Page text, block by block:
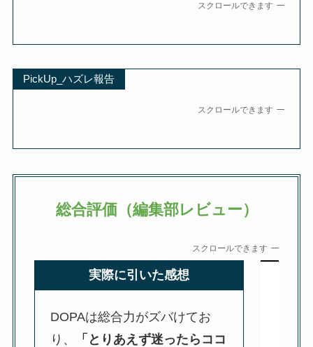
スクロールできます
PickUp_ハズレ報告
スクロールできます
総合評価（編集部レビュー）
スクロールできます
実際に引いた感想
DOPAは総合力がズバけてお
り、
「とりあえず迷ったらココ